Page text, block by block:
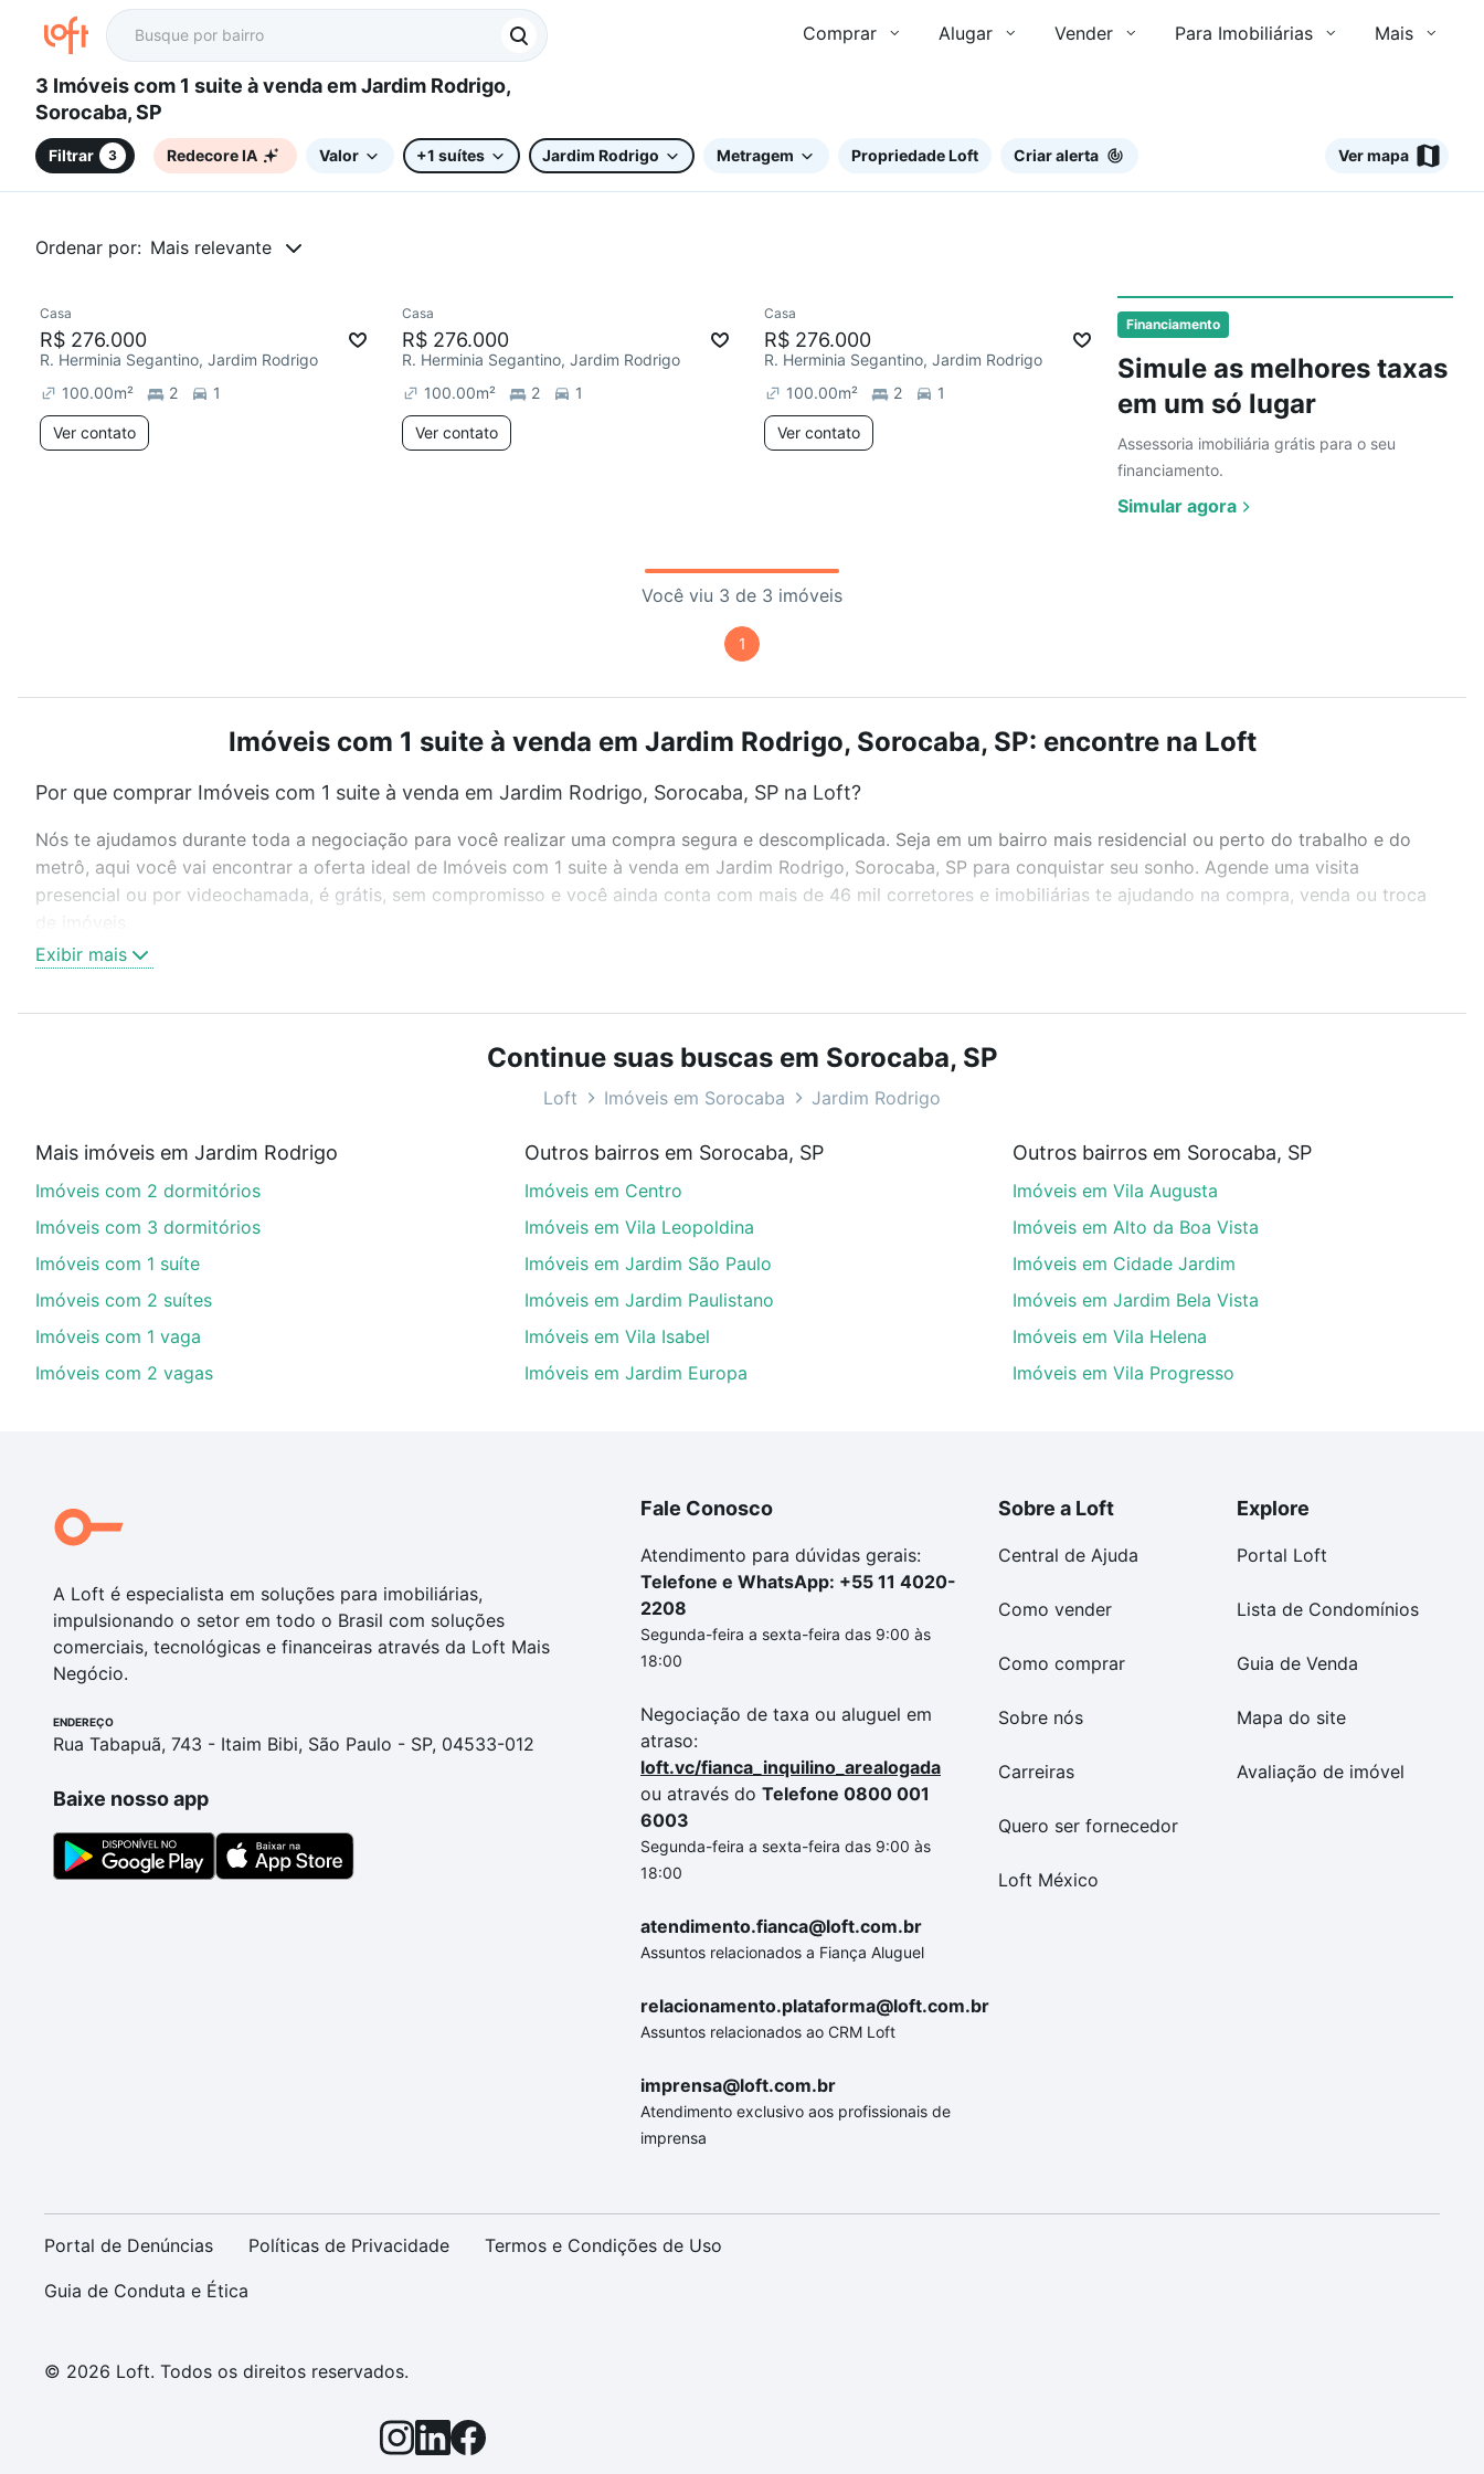
Comprar Alugar Vender Para Imobiliárias Mais
3 Imóveis com 1 suite à venda em Jardim Rodrigo,
Sorocaba, SP
Filtrar 3 Redecore IA Valor +1 suítes Jardim Rodrigo Metragem Propriedade Loft Criar alerta Ver mapa
Ordenar por: Mais relevante
Financiamento
Simule as melhores taxas
em um só lugar
Assessoria imobiliária grátis para o seu
financiamento.
Simular agora
Ver
Casa
R$ 276.000
R. Herminia Segantino, Jardim Rodrigo
100.00m² 2 1
Ver contato
Casa
R$ 276.000
R. Herminia Segantino, Jardim Rodrigo
100.00m² 2 1
Ver contato
Casa
R$ 276.000
R. Herminia Segantino, Jardim Rodrigo
100.00m² 2 1
Ver contato
Você viu 3 de 3 imóveis
1
Imóveis com 1 suite à venda em Jardim Rodrigo, Sorocaba, SP: encontre na Loft
Por que comprar Imóveis com 1 suite à venda em Jardim Rodrigo, Sorocaba, SP na Loft?
Nós te ajudamos durante toda a negociação para você realizar uma compra segura e descomplicada. Seja em um bairro mais residencial ou perto do trabalho e do
metrô, aqui você vai encontrar a oferta ideal de Imóveis com 1 suite à venda em Jardim Rodrigo, Sorocaba, SP para conquistar seu sonho. Agende uma visita
presencial ou por videochamada, é grátis, sem compromisso e você ainda conta com mais de 46 mil corretores e imobiliárias te ajudando na compra, venda ou troca
Como escolher um imóvel?
Use barra de busca no topo para pesquisar por ruas, bairros e até condomínios favoritos. Você também pode usar os filtros como quantidade de quartos, suítes, com
ou sem vaga de garagem para combinar perfeitamente com o preço, metragem e comodidades, como piscina, academia, salão de festas ou área verde e encontrar
Imóveis com 1 suite à venda em Jardim Rodrigo, Sorocaba, SP ideal para você na Loft.
Aqui na Loft temos a oferta ideal para você, com Imóveis com 1 suite à venda em Jardim Rodrigo, Sorocaba, SP que custam a partir de R$ 0 e com nossas opções de
financiamento imobiliário as parcelas podem se adequar ao seu orçamento. Se ainda tem alguma dúvida dos custos envolvidos no processo de compra, veja em nosso
portal quanto custa comprar um apartamento e conte com a gente para comprar o imóvel dos seus sonhos com segurança e conforto. Loft, com você até as chaves.
Exibir mais
Continue suas buscas em Sorocaba, SP
Loft Imóveis em Sorocaba Jardim Rodrigo
Mais imóveis em Jardim Rodrigo
Imóveis com 2 dormitórios
Imóveis com 3 dormitórios
Imóveis com 1 suíte
Imóveis com 2 suítes
Imóveis com 1 vaga
Imóveis com 2 vagas
Outros bairros em Sorocaba, SP
Imóveis em Centro
Imóveis em Vila Leopoldina
Imóveis em Jardim São Paulo
Imóveis em Jardim Paulistano
Imóveis em Vila Isabel
Imóveis em Jardim Europa
Outros bairros em Sorocaba, SP
Imóveis em Vila Augusta
Imóveis em Alto da Boa Vista
Imóveis em Cidade Jardim
Imóveis em Jardim Bela Vista
Imóveis em Vila Helena
Imóveis em Vila Progresso
A Loft é especialista em soluções para imobiliárias,
impulsionando o setor em todo o Brasil com soluções
comerciais, tecnológicas e financeiras através da Loft Mais
Negócio.
ENDEREÇO
Rua Tabapuã, 743 - Itaim Bibi, São Paulo - SP, 04533-012
Baixe nosso app
Fale Conosco
Atendimento para dúvidas gerais:
Telefone e WhatsApp: +55 11 4020-
2208
Segunda-feira a sexta-feira das 9:00 às
18:00
Negociação de taxa ou aluguel em
atraso:
loft.vc/fianca_inquilino_arealogada
ou através do Telefone 0800 001
6003
Segunda-feira a sexta-feira das 9:00 às
18:00
atendimento.fianca@loft.com.br
Assuntos relacionados a Fiança Aluguel
relacionamento.plataforma@loft.com.br
Assuntos relacionados ao CRM Loft
imprensa@loft.com.br
Atendimento exclusivo aos profissionais de
imprensa
Sobre a Loft
Central de Ajuda
Como vender
Como comprar
Sobre nós
Carreiras
Quero ser fornecedor
Loft México
Explore
Portal Loft
Lista de Condomínios
Guia de Venda
Mapa do site
Avaliação de imóvel
Portal de Denúncias Políticas de Privacidade Termos e Condições de Uso
Guia de Conduta e Ética
© 2026 Loft. Todos os direitos reservados.